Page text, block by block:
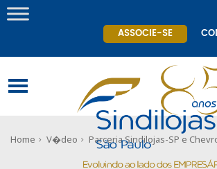
ASSOCIE-SE
Home V�deo Parceria Sindilojas-SP e